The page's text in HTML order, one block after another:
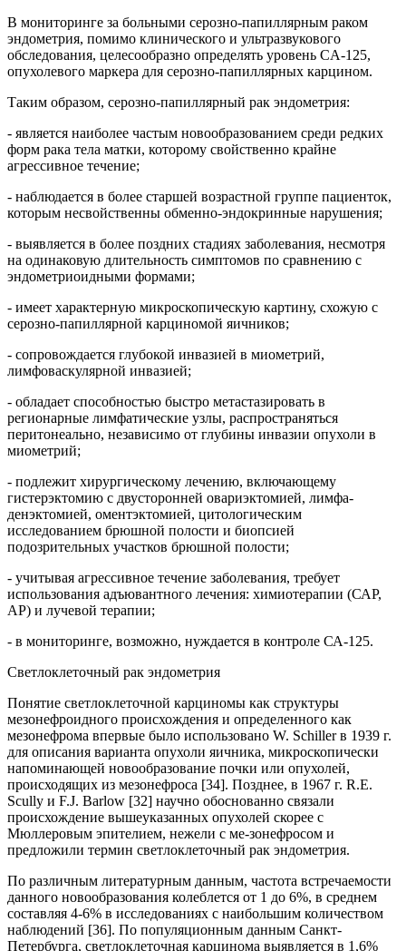
В мониторинге за больными серозно-папиллярным раком
эндометрия, помимо клинического и ультразвукового
обследования, целесообразно определять уровень CA-125,
опухолевого маркера для серозно-папиллярных карцином.
Таким образом, серозно-папиллярный рак эндометрия:
- является наиболее частым новообразованием среди редких
форм рака тела матки, которому свойственно крайне
агрессивное течение;
- наблюдается в более старшей возрастной группе пациенток,
которым несвойственны обменно-эндокринные нарушения;
- выявляется в более поздних стадиях заболевания, несмотря
на одинаковую длительность симптомов по сравнению с
эндометриоидными формами;
- имеет характерную микроскопическую картину, схожую с
серозно-папиллярной карциномой яичников;
- сопровождается глубокой инвазией в миометрий,
лимфоваскулярной инвазией;
- обладает способностью быстро метастазировать в
регионарные лимфатические узлы, распространяться
перитонеально, независимо от глубины инвазии опухоли в
миометрий;
- подлежит хирургическому лечению, включающему
гистерэктомию с двусторонней овариэктомией, лимфа-
денэктомией, оментэктомией, цитологическим
исследованием брюшной полости и биопсией
подозрительных участков брюшной полости;
- учитывая агрессивное течение заболевания, требует
использования адъювантного лечения: химиотерапии (САР,
АР) и лучевой терапии;
- в мониторинге, возможно, нуждается в контроле СА-125.
Светлоклеточный рак эндометрия
Понятие светлоклеточной карциномы как структуры
мезонефроидного происхождения и определенного как
мезонефрома впервые было использовано W. Schiller в 1939 г.
для описания варианта опухоли яичника, микроскопически
напоминающей новообразование почки или опухолей,
происходящих из мезонефроса [34]. Позднее, в 1967 г. R.E.
Scully и F.J. Barlow [32] научно обоснованно связали
происхождение вышеуказанных опухолей скорее с
Мюллеровым эпителием, нежели с ме-зонефросом и
предложили термин светлоклеточный рак эндометрия.
По различным литературным данным, частота встречаемости
данного новообразования колеблется от 1 до 6%, в среднем
составляя 4-6% в исследованиях с наибольшим количеством
наблюдений [36]. По популяционным данным Санкт-
Петербурга, светлоклеточная карцинома выявляется в 1,6%